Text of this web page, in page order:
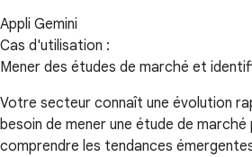
Appli Gemini
Cas d'utilisation :
Mener des études de marché et
Votre secteur connaît une évolution
besoin de mener une étude de
comprendre les tendances